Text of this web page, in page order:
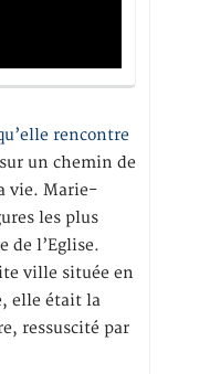
rencontre
un chemin de
vie. Marie-
les plus
de l’Eglise.
ville située en
elle était la
ressuscité par